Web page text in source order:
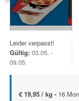
Leider verpasst!
Gültig: 03.05. -
09.05.
€ 19,95 / kg - 16